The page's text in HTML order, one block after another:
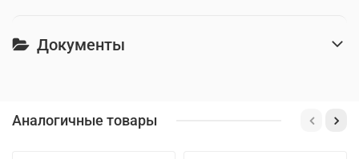
Документы
Аналогичные товары